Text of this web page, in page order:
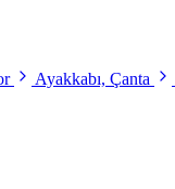
Ayakkabı, Çanta